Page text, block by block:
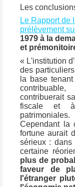
Les
Le Rapport de
prélèvement
1979 à la
et
« L'institution
des
la base
contribuerait
fiscale et
patrimoniales.
Cependant la
fortune aurait
sérieux : dans
certaine
plus de
faveur de
l'étranger